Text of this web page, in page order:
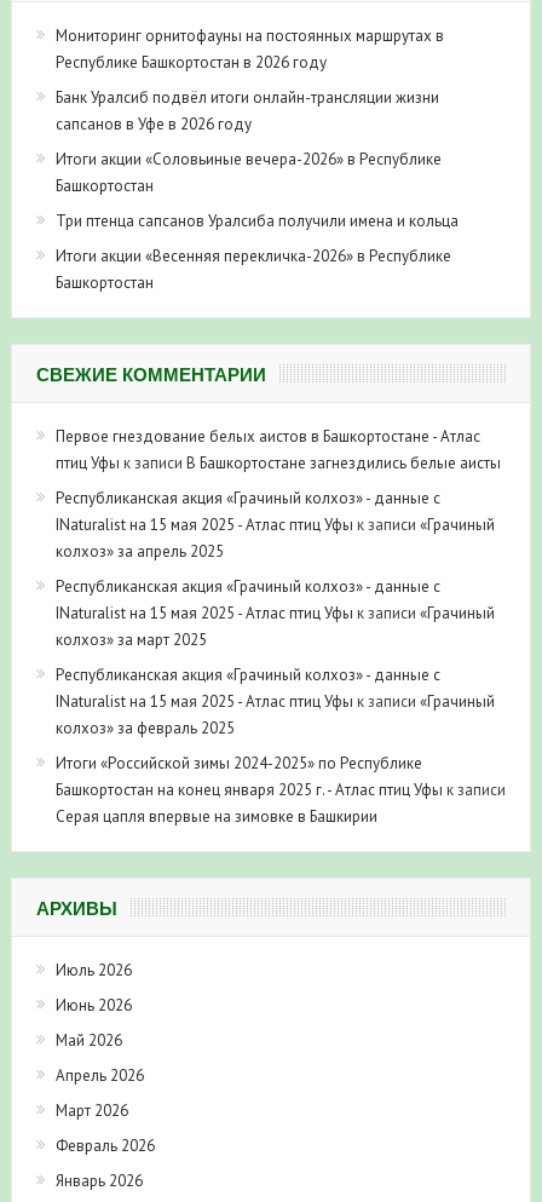
Мониторинг орнитофауны на постоянных маршрутах в
Республике Башкортостан в 2026 году
Банк Уралсиб подвёл итоги онлайн-трансляции жизни
сапсанов в Уфе в 2026 году
Итоги акции «Соловьиные вечера-2026» в Республике
Башкортостан
Три птенца сапсанов Уралсиба получили имена и кольца
Итоги акции «Весенняя перекличка-2026» в Республике
Башкортостан
СВЕЖИЕ КОММЕНТАРИИ
Первое гнездование белых аистов в Башкортостане - Атлас
птиц Уфы к записи В Башкортостане загнездились белые аисты
Республиканская акция «Грачиный колхоз» - данные с
INaturalist на 15 мая 2025 - Атлас птиц Уфы к записи «Грачиный
колхоз» за апрель 2025
Республиканская акция «Грачиный колхоз» - данные с
INaturalist на 15 мая 2025 - Атлас птиц Уфы к записи «Грачиный
колхоз» за март 2025
Республиканская акция «Грачиный колхоз» - данные с
INaturalist на 15 мая 2025 - Атлас птиц Уфы к записи «Грачиный
колхоз» за февраль 2025
Итоги «Российской зимы 2024-2025» по Республике
Башкортостан на конец января 2025 г. - Атлас птиц Уфы к записи
Серая цапля впервые на зимовке в Башкирии
АРХИВЫ
Июль 2026
Июнь 2026
Май 2026
Апрель 2026
Март 2026
Февраль 2026
Январь 2026